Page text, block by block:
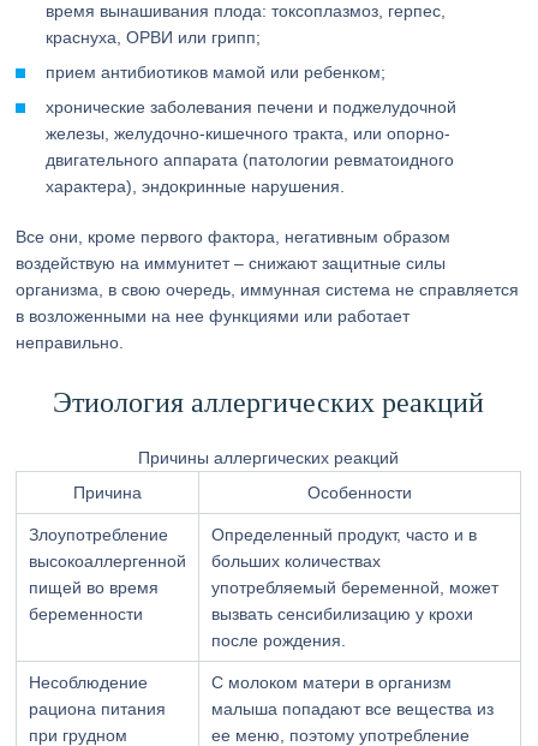
время вынашивания плода: токсоплазмоз, герпес,
краснуха, ОРВИ или грипп;
прием антибиотиков мамой или ребенком;
хронические заболевания печени и поджелудочной
железы, желудочно-кишечного тракта, или опорно-
двигательного аппарата (патологии ревматоидного
характера), эндокринные нарушения.
Все они, кроме первого фактора, негативным образом
воздействую на иммунитет – снижают защитные силы
организма, в свою очередь, иммунная система не справляется
в возложенными на нее функциями или работает
неправильно.
Этиология аллергических реакций
Причины аллергических реакций
Причина
Особенности
Злоупотребление
высокоаллергенной
пищей во время
беременности
Определенный продукт, часто и в
больших количествах
употребляемый беременной, может
вызвать сенсибилизацию у крохи
после рождения.
Несоблюдение
рациона питания
при грудном
С молоком матери в организм
малыша попадают все вещества из
ее меню, поэтому употребление